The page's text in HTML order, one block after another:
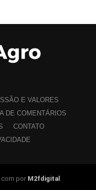
E VALORES
DE COMENTÁRIOS
CONTATO
com por M2fdigital .